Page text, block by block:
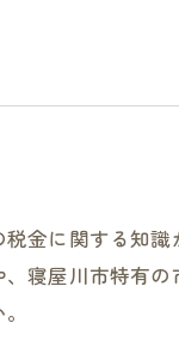
金に関する知
寝屋川市特有